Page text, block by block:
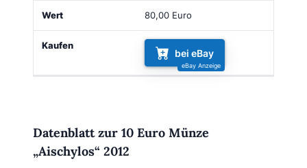
80,00 Euro
bei eBay
Datenblatt zur 10 Euro Münze
„Aischylos“ 2012